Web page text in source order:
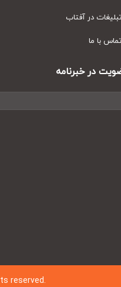
در آفتاب
با ما
در خبرنامه
reserved.